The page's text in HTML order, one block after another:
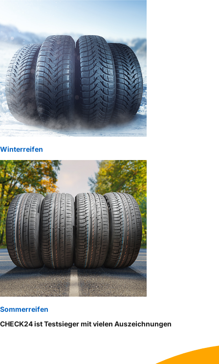
Winterreifen
Sommerreifen
CHECK24 ist Testsieger mit vielen Auszeichnungen